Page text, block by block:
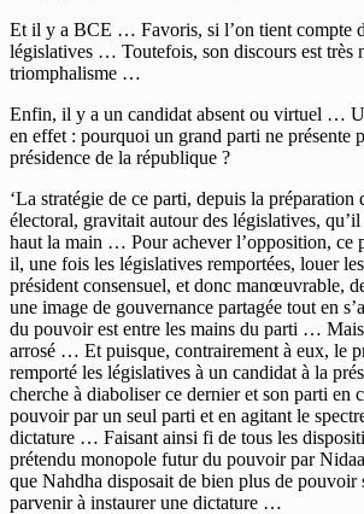
Et il y a BCE … Favoris, si l’on tient compte
législatives … Toutefois, son discours est très
triomphalisme …
Enfin, il y a un candidat absent ou virtuel …
en effet : pourquoi un grand parti ne présente
présidence de la république ?
‘La stratégie de ce parti, depuis la préparation
électoral, gravitait autour des législatives,
haut la main … Pour achever l’opposition, ce
il, une fois les législatives remportées, louer
président consensuel, et donc manœuvrable,
une image de gouvernance partagée tout en
du pouvoir est entre les mains du parti … Mais
arrosé … Et puisque, contrairement à eux, le
remporté les législatives à un candidat à la
cherche à diaboliser ce dernier et son parti en
pouvoir par un seul parti et en agitant le
dictature … Faisant ainsi fi de tous les
prétendu monopole futur du pouvoir par
que Nahdha disposait de bien plus de pouvoir
parvenir à instaurer une dictature …